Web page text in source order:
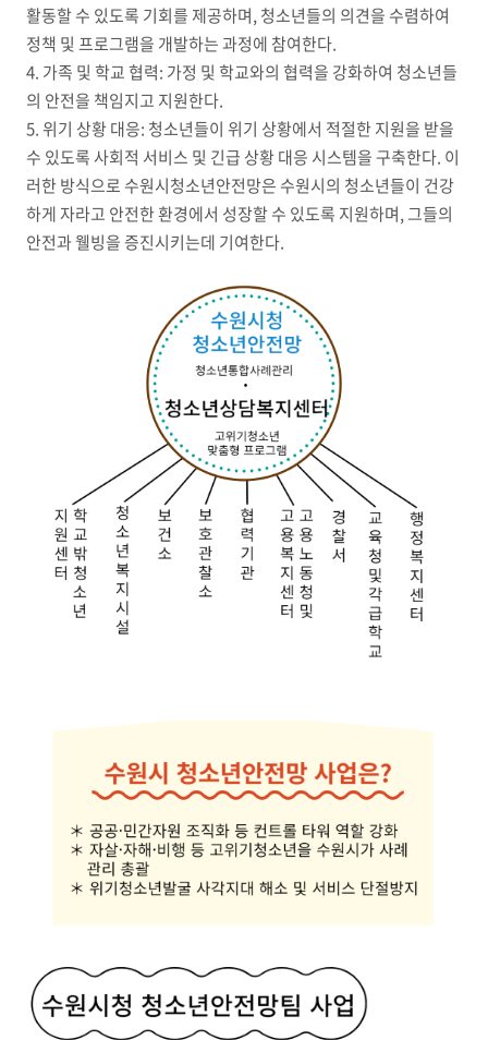
활동할 수 있도록 기회를 제공하며, 청소년들의 의견을 수렴하여
정책 및 프로그램을 개발하는 과정에 참여한다.
4. 가족 및 학교 협력: 가정 및 학교와의 협력을 강화하여 청소년들
의 안전을 책임지고 지원한다.
5. 위기 상황 대응: 청소년들이 위기 상황에서 적절한 지원을 받을
수 있도록 사회적 서비스 및 긴급 상황 대응 시스템을 구축한다. 이
러한 방식으로 수원시청소년안전망은 수원시의 청소년들이 건강
하게 자라고 안전한 환경에서 성장할 수 있도록 지원하며, 그들의
안전과 웰빙을 증진시키는데 기여한다.